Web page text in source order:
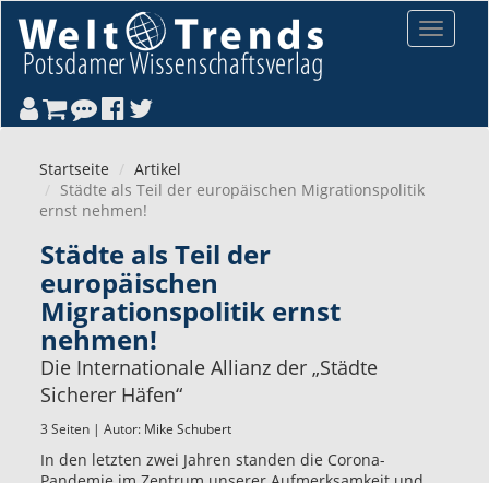
Toggle
Startseite
Artikel
Städte als Teil der europäischen Migrationspolitik
ernst nehmen!
Städte als Teil der
europäischen
Migrationspolitik ernst
nehmen!
Die Internationale Allianz der „Städte
Sicherer Häfen“
3 Seiten | Autor: Mike Schubert
In den letzten zwei Jahren standen die Corona-